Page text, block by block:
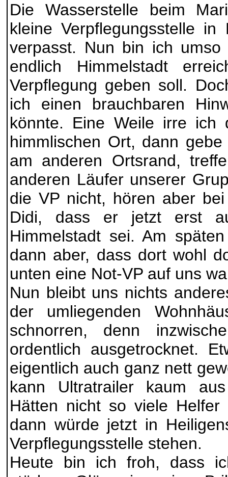
Die Wasserstelle beim
kleine Verpflegungsstelle
verpasst. Nun bin ich
endlich Himmelstadt
Verpflegung geben soll.
ich einen brauchbaren
könnte. Eine Weile irre ich
himmlischen Ort, dann
am anderen Ortsrand,
anderen Läufer unserer
die VP nicht, hören aber
Didi, dass er jetzt erst
Himmelstadt sei. Am
dann aber, dass dort wohl
unten eine Not-VP auf uns
Nun bleibt uns nichts
der umliegenden
schnorren, denn
ordentlich ausgetrocknet.
eigentlich auch ganz nett
kann Ultratrailer kaum
Hätten nicht so viele Helfer
dann würde jetzt in
Verpflegungsstelle stehen.
Heute bin ich froh, dass